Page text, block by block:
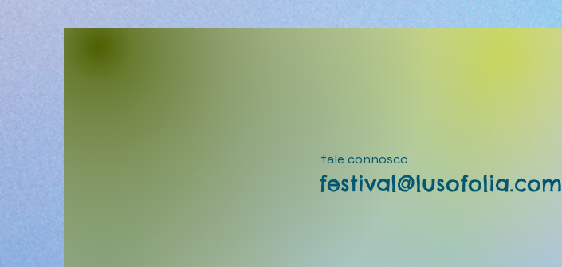
fale connosco
festival@lusofolia.com